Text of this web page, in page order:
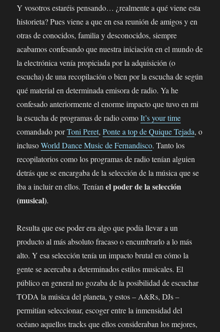
Y vosotros estaréis pensando… ¿realmente a qué viene esta
historieta? Pues viene a que en esa reunión de amigos y en
otras de conocidos, familia y desconocidos, siempre
acabamos confesando que nuestra iniciación en el mundo de
la electrónica venía propiciada por la adquisición (o
escucha) de una recopilación o bien por la escucha de según
qué material en determinada emisora de radio. Ya he
confesado anteriormente el enorme impacto que tuvo en mi
la escucha de programas de radio comoIt’s your time
comandado porToni Peret,Ponte a top de Quique Tejada, o
inclusoWorld Dance Music de Fernandisco. Tanto los
recopilatorios como los programas de radio tenían alguien
detrás que se encargaba de la selección de la música que se
iba a incluir en ellos. Teníanel poder de la selección
(musical).
Resulta que ese poder era algo que podía llevar a un
producto al más absoluto fracaso o encumbrarlo a lo más
alto. Y esa selección tenía un impacto brutal en cómo la
gente se acercaba a determinados estilos musicales. El
público en general no gozaba de la posibilidad de escuchar
TODA la música del planeta, y estos – A&Rs, DJs –
permitían seleccionar, escoger entre la inmensidad del
océano aquellos tracks que ellos consideraban los mejores,